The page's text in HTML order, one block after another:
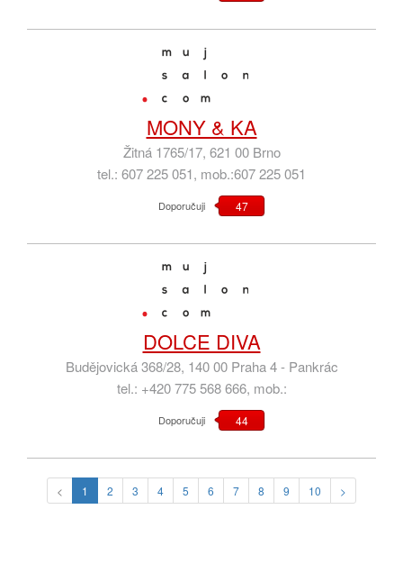
MONY & KA
Žitná 1765/17, 621 00 Brno
tel.: 607 225 051, mob.:607 225 051
Doporučuji 47
DOLCE DIVA
Budějovická 368/28, 140 00 Praha 4 - Pankrác
tel.: +420 775 568 666, mob.:
Doporučuji 44
< 1 2 3 4 5 6 7 8 9 10 >